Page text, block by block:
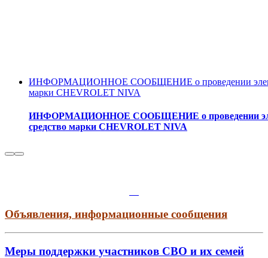
ИНФОРМАЦИОННОЕ СООБЩЕНИЕ о проведении
марки CHEVROLET NIVA
ИНФОРМАЦИОННОЕ СООБЩЕНИЕ о проведении
средство марки CHEVROLET NIVA
Объявления, информационные сообщения
Меры поддержки участников СВО и их семей